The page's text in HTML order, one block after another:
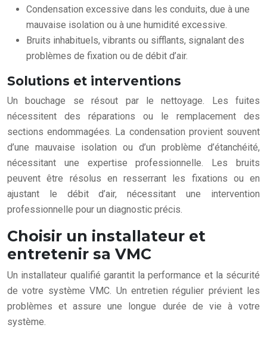
Condensation excessive dans les conduits, due à une
mauvaise isolation ou à une humidité excessive.
Bruits inhabituels, vibrants ou sifflants, signalant des
problèmes de fixation ou de débit d’air.
Solutions et interventions
Un bouchage se résout par le nettoyage. Les fuites
nécessitent des réparations ou le remplacement des
sections endommagées. La condensation provient souvent
d’une mauvaise isolation ou d’un problème d’étanchéité,
nécessitant une expertise professionnelle. Les bruits
peuvent être résolus en resserrant les fixations ou en
ajustant le débit d’air, nécessitant une intervention
professionnelle pour un diagnostic précis.
Choisir un installateur et
entretenir sa VMC
Un installateur qualifié garantit la performance et la sécurité
de votre système VMC. Un entretien régulier prévient les
problèmes et assure une longue durée de vie à votre
système.